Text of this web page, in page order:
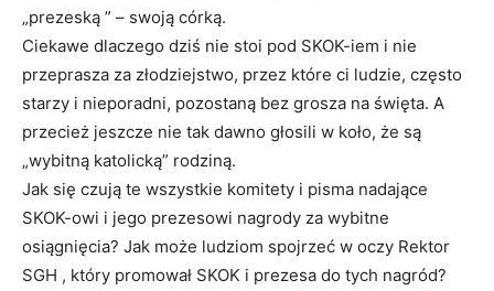
„prezeską ” – swoją córką.
Ciekawe dlaczego dziś nie stoi pod SKOK-iem i nie
przeprasza za złodziejstwo, przez które ci ludzie, często
starzy i nieporadni, pozostaną bez grosza na święta. A
przecież jeszcze nie tak dawno głosili w koło, że są
„wybitną katolicką” rodziną.
Jak się czują te wszystkie komitety i pisma nadające
SKOK-owi i jego prezesowi nagrody za wybitne
osiągnięcia? Jak może ludziom spojrzeć w oczy Rektor
SGH , który promował SKOK i prezesa do tych nagród?